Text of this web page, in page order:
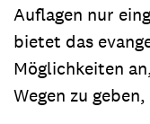
Auflagen nur
bietet das
Möglichkeiten
Wegen zu